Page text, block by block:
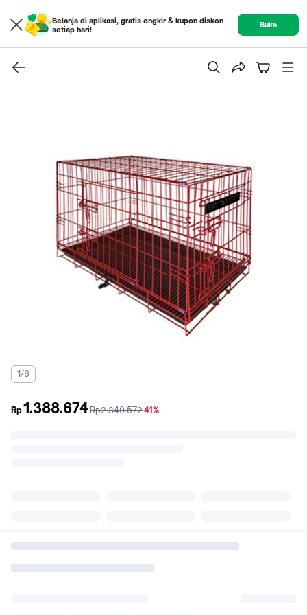
Belanja di aplikasi, gratis ongkir & kupon diskon
setiap hari!
Buka
1/8
Rp1.388.674sebelum
Rp2.340.572diskon
41%